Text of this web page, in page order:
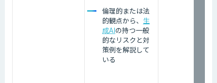
倫理的または法
的観点から、 生
成AIの持つ一般
的なリスクと対
策例を解説して
いる